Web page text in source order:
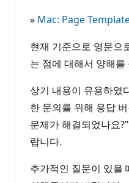
» Mac: Page
현재 기준으로 영문으
는 점에 대해서 양해를
상기 내용이 유용하였
한 문의를 위해 응답
문제가 해결되었나요
랍니다.
추가적인 질문이 있을